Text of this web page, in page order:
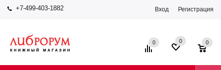
+7-499-403-1882 Вход Регистрация
0 0 0